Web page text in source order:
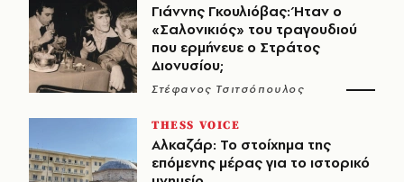
Γιάννης Γκουλιόβας: Ήταν ο
«Σαλονικιός» του τραγουδιού
που ερμήνευε ο Στράτος
Διονυσίου;
Στέφανος Τσιτσόπουλος
THESS VOICE
Αλκαζάρ: Το στοίχημα της
επόμενης μέρας για το ιστορικό